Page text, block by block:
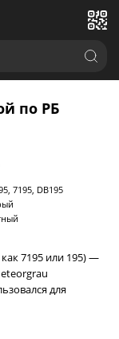
по РБ
7195, DB195
как 7195 или 195) —
для